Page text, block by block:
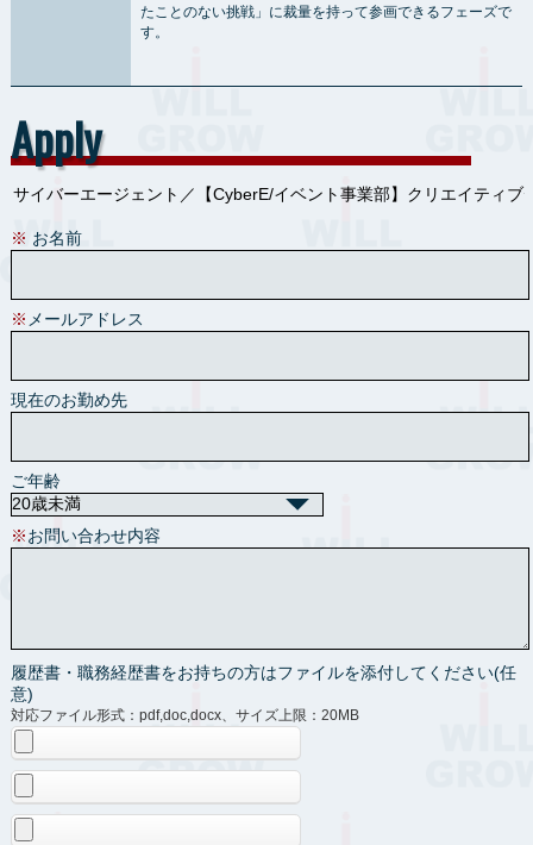
たことのない挑戦」に裁量を持って参画できるフェーズで
す。
Apply
※ お名前
※ メールアドレス
現在のお勤め先
ご年齢
※お問い合わせ内容
履歴書・職務経歴書をお持ちの方はファイルを添付してください(任
意)
対応ファイル形式：pdf,doc,docx、サイズ上限：20MB